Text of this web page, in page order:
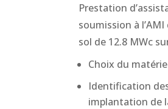
Prestation
soumission à
sol de 12.8 MWc
Choix du
Identification
implantation de